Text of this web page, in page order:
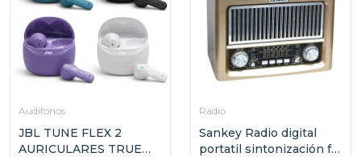
Audifonos
JBL TUNE FLEX 2
AURICULARES TRUE
Radio
Sankey Radio digital
portatil sintonización fm